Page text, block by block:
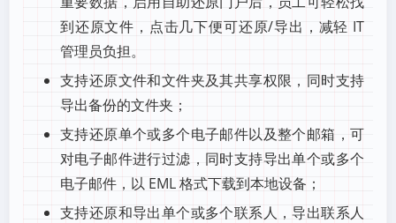
到还原文件，点击几下便可还原/导出，减轻 IT
管理员负担。
支持还原文件和文件夹及其共享权限，同时支持
导出备份的文件夹；
支持还原单个或多个电子邮件以及整个邮箱，可
对电子邮件进行过滤，同时支持导出单个或多个
电子邮件，以 EML 格式下载到本地设备；
支持还原和导出单个或多个联系人，导出联系人